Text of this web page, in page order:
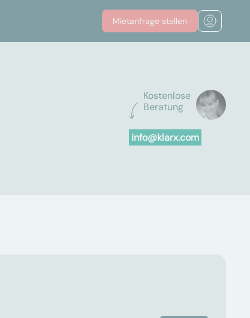
Mietanfrage stellen
Kostenlose
Beratung
info@klarx.com